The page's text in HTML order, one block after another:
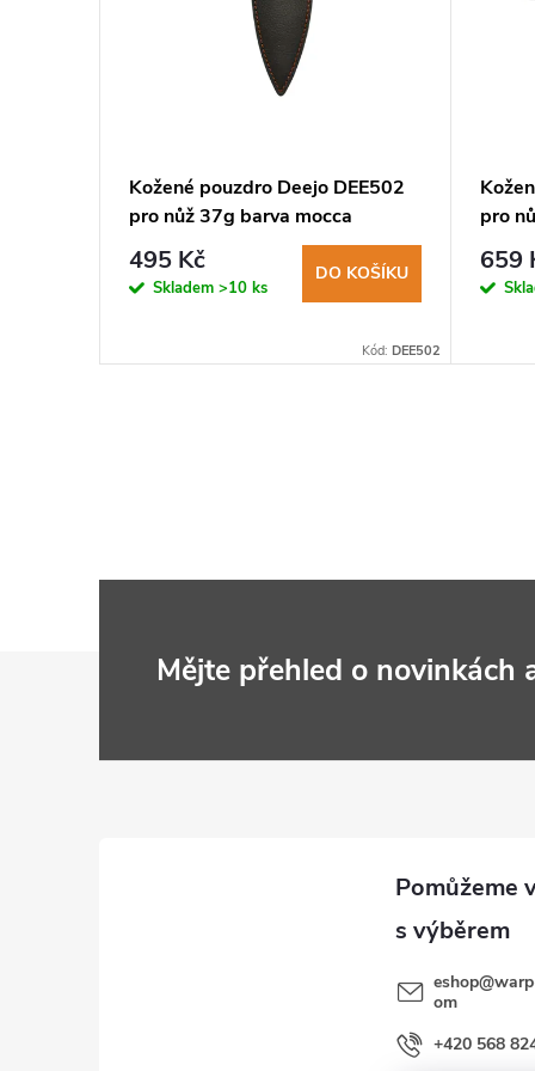
Kožené pouzdro Deejo DEE502
pro nůž 37g barva mocca
495 Kč
Skladem >10 ks
DO KOŠÍKU
Kód: DEE502
pro
659
Mějte přehled o novinkách
eshop@
om
+420 568